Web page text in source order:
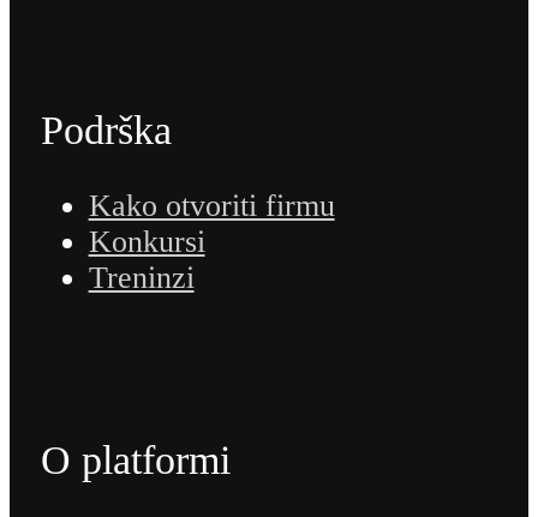
Podrška
Kako otvoriti firmu
Konkursi
Treninzi
O platformi